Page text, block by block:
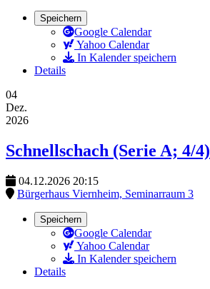
Speichern
Google Calendar
Yahoo Calendar
In Kalender speichern
Details
04
Dez.
2026
Schnellschach (Serie A; 4/4)
04.12.2026 20:15
Bürgerhaus Viernheim, Seminarraum 3
Speichern
Google Calendar
Yahoo Calendar
In Kalender speichern
Details